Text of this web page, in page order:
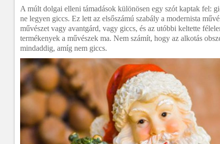
A múlt dolgai elleni támadások különösen egy szót kaptak fel:
ne legyen giccs. Ez lett az elsőszámú szabály a modernista
művészet vagy avantgárd, vagy giccs, és az utóbbi keltette
termékenyek a művészek ma. Nem számít, hogy az alkotás
mindaddig, amíg nem giccs.